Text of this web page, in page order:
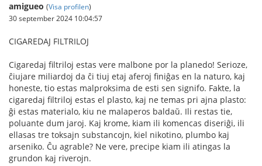
amigueo (Visa profilen)
30 september 2024 10:04:57
CIGAREDAJ FILTRILOJ
Cigaredaj filtriloj estas vere malbone por la planedo! Serioze,
ĉiujare miliardoj da ĉi tiuj etaj aferoj finiĝas en la naturo, kaj
honeste, tio estas malproksima de esti sen signifo. Fakte, la
cigaredaj filtriloj estas el plasto, kaj ne temas pri ajna plasto:
ĝi estas materialo, kiu ne malaperos baldaŭ. Ili restas tie,
poluante dum jaroj. Kaj krome, kiam ili komencas diseriĝi, ili
ellasas tre toksajn substancojn, kiel nikotino, plumbo kaj
arseniko. Ĉu agrable? Ne vere, precipe kiam ili atingas la
grundon kaj riverojn.